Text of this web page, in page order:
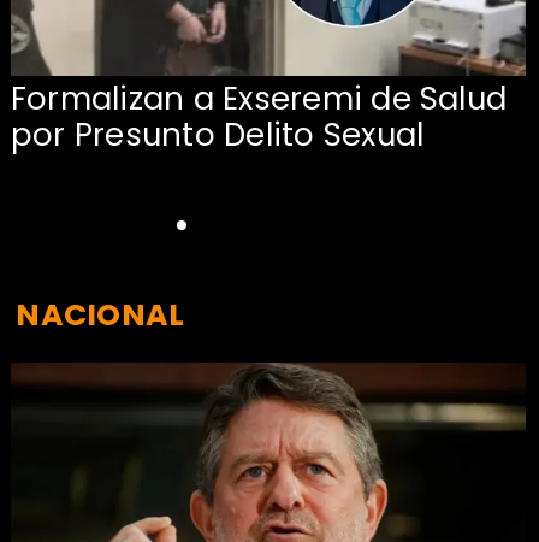
Formalizan a Exseremi de Salud
por Presunto Delito Sexual
NACIONAL